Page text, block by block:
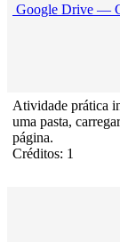
Google Drive —
Atividade prática
uma pasta,
página.
Créditos: 1